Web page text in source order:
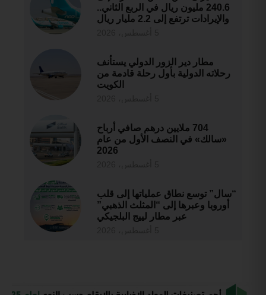
240.6 مليون ريال في الربع الثاني..
والإيرادات ترتفع إلى 2.2 مليار ريال
مطار دير الزور الدولي يستأنف
رحلاته الدولية بأول رحلة قادمة من
الكويت
704 ملايين درهم صافي أرباح
«سالك» في النصف الأول من عام
2026
“سال” توسع نطاق عملياتها إلى قلب
أوروبا وعبرها إلى “المثلث الذهبي”
عبر مطار لييج البلجيكي